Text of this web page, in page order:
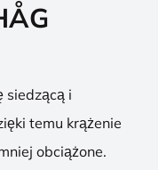
siedzącą i
temu krążenie
obciążone.